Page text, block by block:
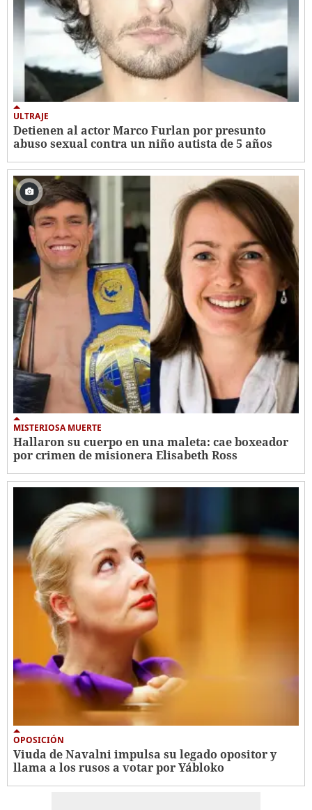
ULTRAJE
Detienen al actor Marco Furlan por presunto
abuso sexual contra un niño autista de 5 años
MISTERIOSA MUERTE
Hallaron su cuerpo en una maleta: cae boxeador
por crimen de misionera Elisabeth Ross
OPOSICIÓN
Viuda de Navalni impulsa su legado opositor y
llama a los rusos a votar por Yábloko